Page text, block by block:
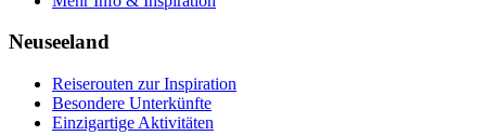
Neuseeland
Reiserouten zur Inspiration
Besondere Unterkünfte
Einzigartige Aktivitäten